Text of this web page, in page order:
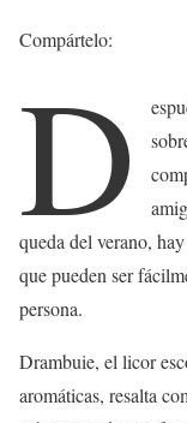
Compártelo:
D
queda del verano,
que pueden ser
persona.
Drambuie, el licor
aromáticas, resalta